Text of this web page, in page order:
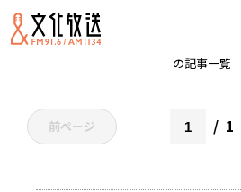
の記事一覧
前ページ 1